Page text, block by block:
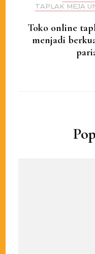
TAPLAK MEJA
Toko online
menjadi